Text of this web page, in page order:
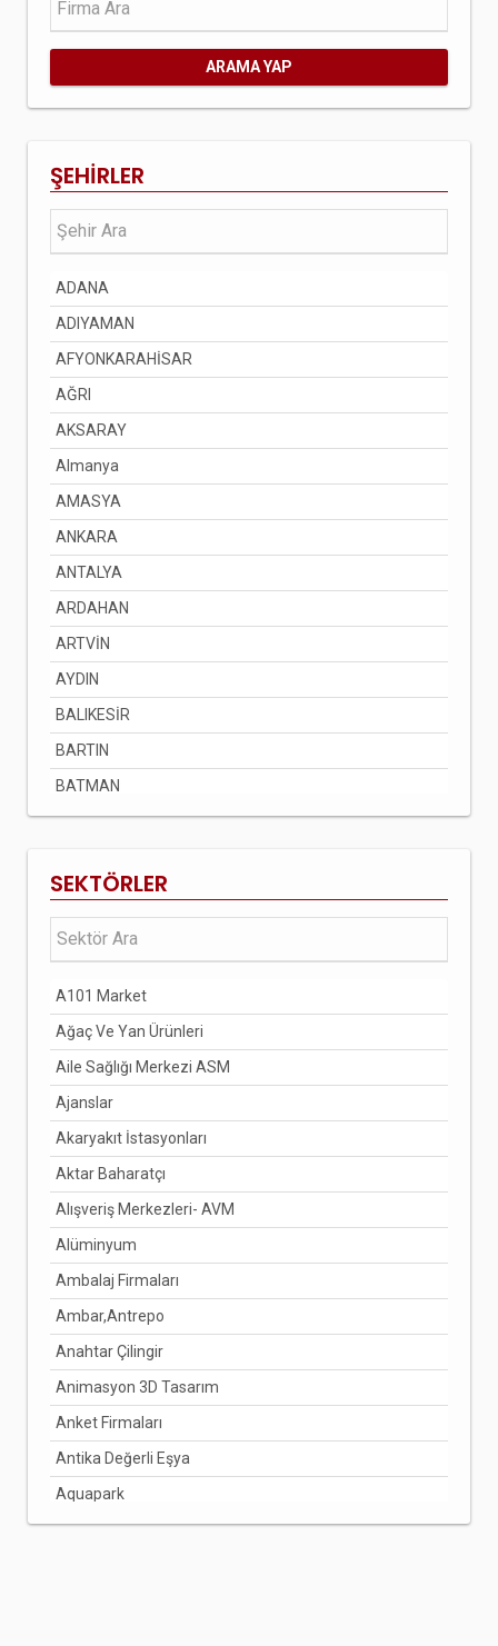
ARAMA YAP
ŞEHİRLER
ADANA
ADIYAMAN
AFYONKARAHİSAR
AĞRI
AKSARAY
Almanya
AMASYA
ANKARA
ANTALYA
ARDAHAN
ARTVİN
AYDIN
BALIKESİR
BARTIN
BATMAN
BAYBURT
BİNGÖL
BİTLİS
BOLU
BURDUR
BURSA
ÇANAKKALE
ÇANKIRI
ÇORUM
DENİZLİ
DİYARBAKIR
DÜZCE
EDİRNE
ELAZIĞ
ERZİNCAN
ERZURUM
ESKİŞEHİR
GAZİANTEP
GİRESUN
SEKTÖRLER
A101 Market
Ağaç Ve Yan Ürünleri
Aile Sağlığı Merkezi ASM
Ajanslar
Akaryakıt İstasyonları
Aktar Baharatçı
Alışveriş Merkezleri- AVM
Alüminyum
Ambalaj Firmaları
Ambar,Antrepo
Anahtar Çilingir
Animasyon 3D Tasarım
Anket Firmaları
Antika Değerli Eşya
Aquapark
Arabuluculuk Hizmetleri